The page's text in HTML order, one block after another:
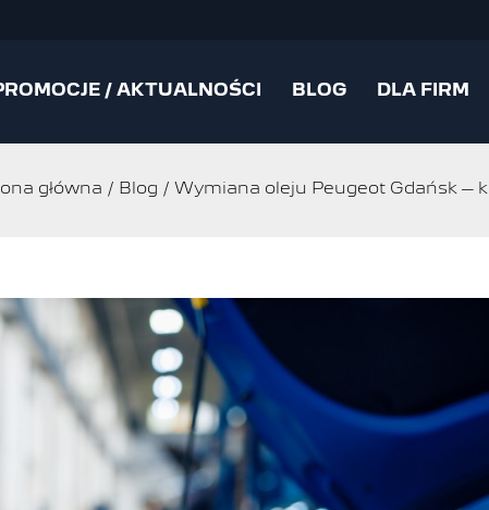
/ AKTUALNOŚCI BLOG DLA FIRM
główna / Blog / Wymiana oleju Peugeot Gdańsk –